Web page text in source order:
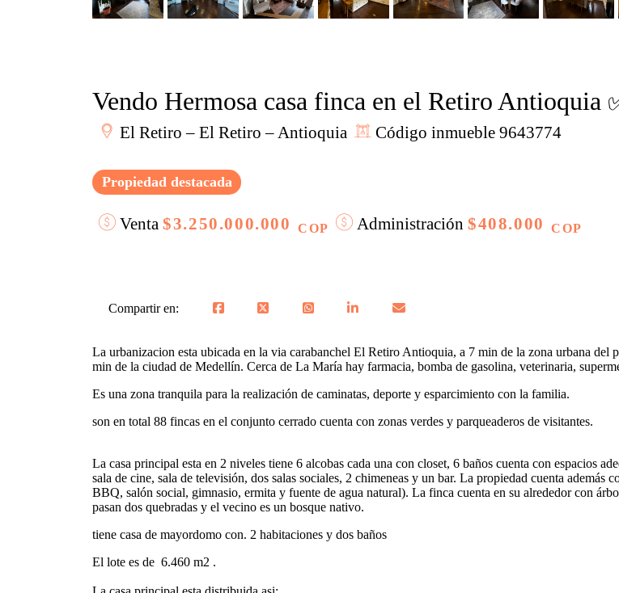
Vendo Hermosa casa finca en el Retiro Antioquia
El Retiro – El Retiro – Antioquia Código inmueble 9643774
Propiedad destacada
Venta$3.250.000.000 COP Administración$408.000COP
Compartir en:
La urbanizacion esta ubicada en la via carabanchel El Retiro Antioquia, a 7 min de la zona urbana del
min de la ciudad de Medellín. Cerca de La María hay farmacia, bomba de gasolina, veterinaria,
Es una zona tranquila para la realización de caminatas, deporte y esparcimiento con la familia.
son en total 88 fincas en el conjunto cerrado cuenta con zonas verdes y parqueaderos de visitantes.
La casa principal esta en 2 niveles tiene 6 alcobas cada una con closet, 6 baños cuenta con espacios
sala de cine, sala de televisión, dos salas sociales, 2 chimeneas y un bar. La propiedad cuenta además
BBQ, salón social, gimnasio, ermita y fuente de agua natural). La finca cuenta en su alrededor con
pasan dos quebradas y el vecino es un bosque nativo.
tiene casa de mayordomo con. 2 habitaciones y dos baños
El lote es de 6.460 m2 .